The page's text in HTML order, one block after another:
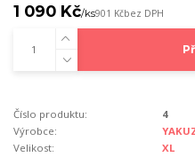
1 090 Kč/ks901 Kčbez DPH
Číslo produktu:
4
Výrobce:
Velikost:
XL